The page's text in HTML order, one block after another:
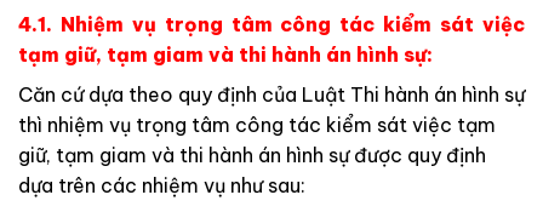
4.1. Nhiệm vụ trọng tâm công tác kiểm sát việc
tạm giữ, tạm giam và thi hành án hình sự:
Căn cứ dựa theo quy định của Luật Thi hành án hình sự
thì nhiệm vụ trọng tâm công tác kiểm sát việc tạm
giữ, tạm giam và thi hành án hình sự được quy định
dựa trên các nhiệm vụ như sau: